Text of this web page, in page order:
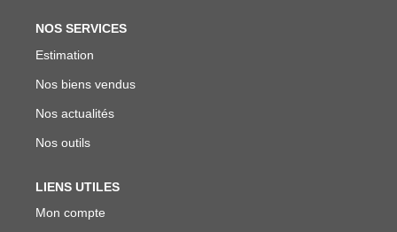
NOS SERVICES
Estimation
Nos biens vendus
Nos actualités
Nos outils
LIENS UTILES
Mon compte